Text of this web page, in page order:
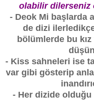
olabilir dilerseniz
- Deok Mi başlarda
de dizi
bölümlerde bu
- Kiss sahneleri ise
var gibi gösterip
- Her dizide